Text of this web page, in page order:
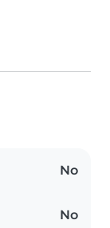
No
No